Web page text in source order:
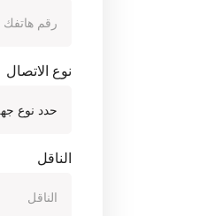
نوع الاتصال
الناقل